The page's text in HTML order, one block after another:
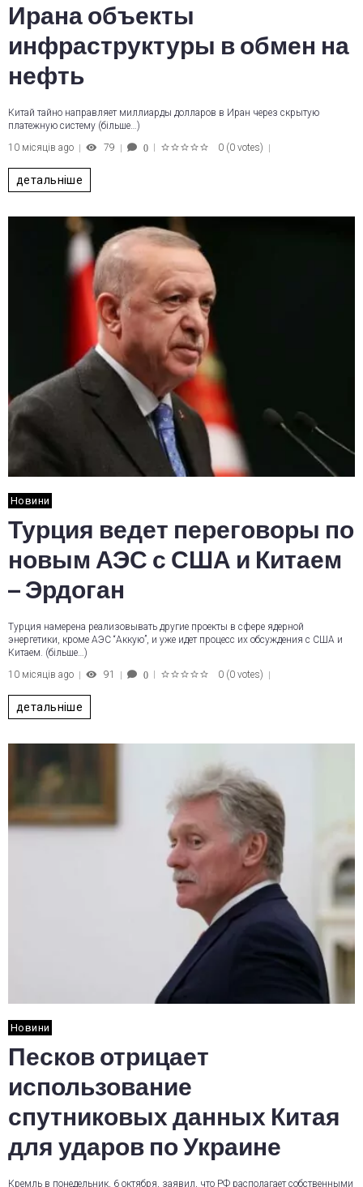
Ирана объекты
инфраструктуры в обмен на
нефть
Китай тайно направляет миллиарды долларов в Иран через скрытую
платежную систему (більше…)
10 місяців ago
79 0 0 (0 votes)
детальніше
Новини
Турция ведет переговоры по
новым АЭС с США и Китаем
– Эрдоган
Турция намерена реализовывать другие проекты в сфере ядерной
энергетики, кроме АЭС “Аккую”, и уже идет процесс их обсуждения с США и
Китаем. (більше…)
10 місяців ago
91 0 0 (0 votes)
детальніше
Новини
Песков отрицает
использование
спутниковых данных Китая
для ударов по Украине
Кремль в понедельник, 6 октября, заявил, что РФ располагает собственными